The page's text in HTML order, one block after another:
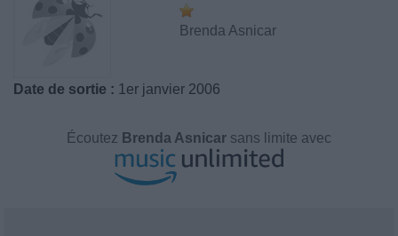
Brenda Asnicar
Date de sortie : 1er janvier 2006
Écoutez Brenda Asnicar sans limite avec